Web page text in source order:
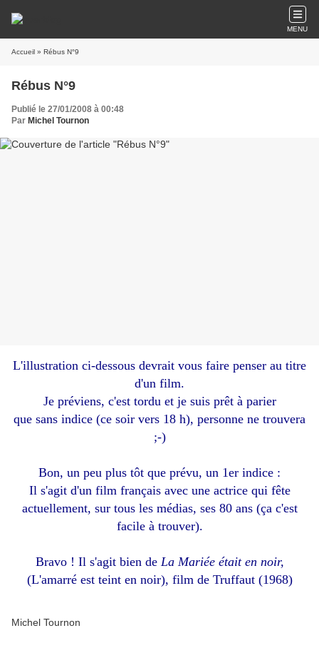
MENU
Accueil » Rébus N°9
Rébus N°9
Publié le 27/01/2008 à 00:48
Par Michel Tournon
L'illustration ci-dessous devrait vous faire penser au titre
d'un film.
Je préviens, c'est tordu et je suis prêt à parier
que sans indice (ce soir vers 18 h), personne ne trouvera
;-)
Bon, un peu plus tôt que prévu, un 1er indice :
Il s'agit d'un film français avec une actrice qui fête
actuellement, sur tous les médias, ses 80 ans (ça c'est
facile à trouver).
Bravo ! Il s'agit bien de La Mariée était en noir,
(L'amarré est teint en noir), film de Truffaut (1968)
Michel Tournon